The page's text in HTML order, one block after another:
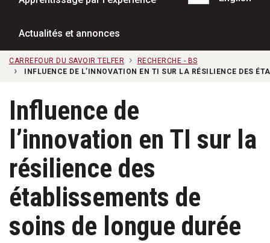
Actualités et annonces
Recherche...
CARREFOUR DU SAVOIR TELFER
RECHERCHE - BS
INFLUENCE DE L’INNOVATION EN TI SUR LA RÉSILIENCE DES
Influence de
l’innovation en TI sur la
résilience des
établissements de
soins de longue durée